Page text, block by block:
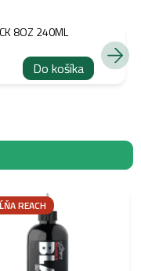
8OZ 240ML
Do košíka
REACH